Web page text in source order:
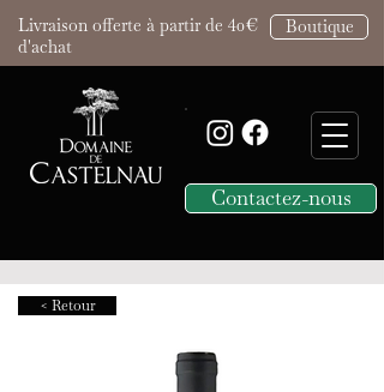
Livraison offerte à partir de 40€
d'achat
Boutique
Contactez-nous
< Retour